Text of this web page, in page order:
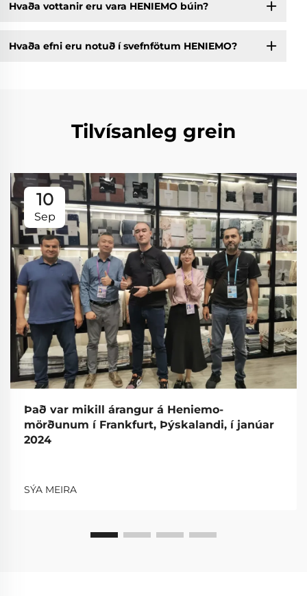
Hvaða vottanir eru vara HENIEMO búin?
Hvaða efni eru notuð í svefnfötum HENIEMO?
Tilvísanleg grein
10
Sep
Það var mikill árangur á Heniemo-
mörðunum í Frankfurt, Þýskalandi, í janúar
2024
SÝA MEIRA